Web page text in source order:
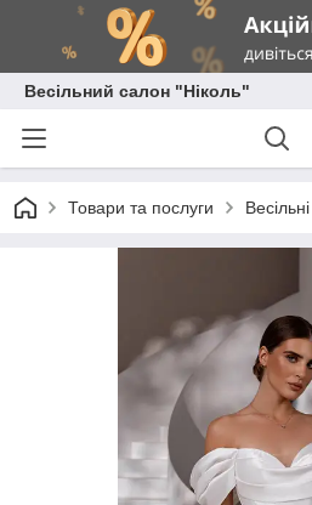
Весільний салон "Ніколь"
Товари та послуги